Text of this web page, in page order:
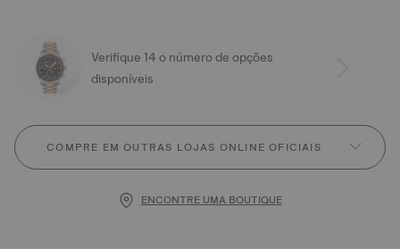
Verifique 14 o número de opções
disponíveis
COMPRE EM OUTRAS LOJAS ONLINE OFICIAIS
ENCONTRE UMA BOUTIQUE